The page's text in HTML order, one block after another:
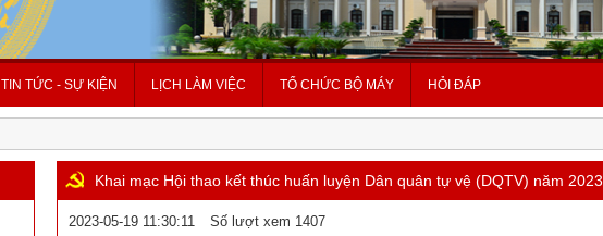
TIN TỨC - SỰ KIỆN LỊCH LÀM VIỆC TỔ CHỨC BỘ MÁY HỎI ĐÁP
Khai mạc Hội thao kết thúc huấn luyện Dân quân tự vệ (DQTV) năm 2023
2023-05-19 11:30:11
Số lượt xem 1407